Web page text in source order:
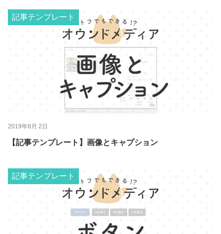
記事テンプレート
2019年8月 2日
【記事テンプレート】画像とキャプション
記事テンプレート